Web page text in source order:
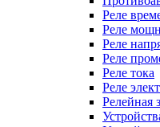
Реле
Реле
Реле
Реле
Реле тока
Реле
Релейная